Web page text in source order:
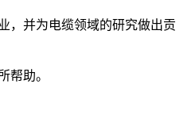
，并为电缆领域的研究做出贡
帮助。